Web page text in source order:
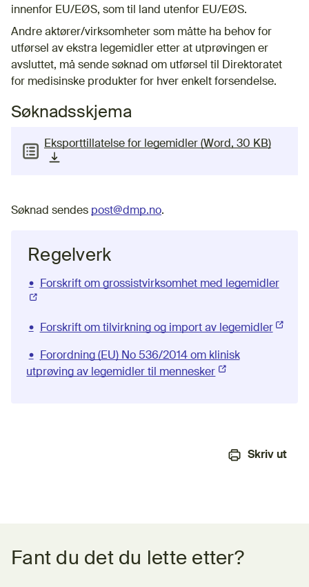
innenfor EU/EØS, som til land utenfor EU/EØS.
Andre aktører/virksomheter som måtte ha behov for
utførsel av ekstra legemidler etter at utprøvingen er
avsluttet, må sende søknad om utførsel til Direktoratet
for medisinske produkter for hver enkelt forsendelse.
Søknadsskjema
Eksporttillatelse for legemidler (Word, 30 KB)
(nedlastbar fil)
Søknad sendes post@dmp.no.
Regelverk
Forskrift om grossistvirksomhet med legemidler
Forskrift om tilvirkning og import av legemidler
Forordning (EU) No 536/2014 om klinisk
utprøving av legemidler til mennesker (Ekstern lenke)
Skriv ut
Fant du det du lette etter?